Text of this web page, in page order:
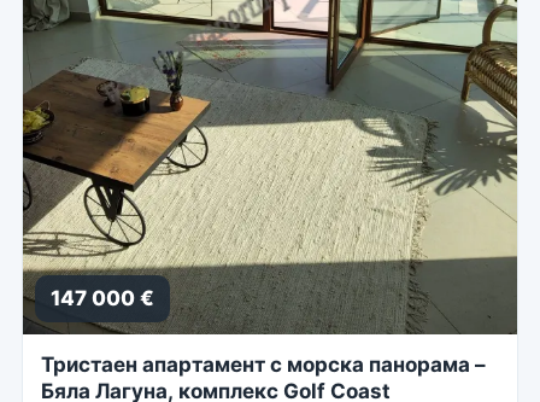
147 000 €
Тристаен апартамент с морска панорама –
Бяла Лагуна, комплекс Golf Coast